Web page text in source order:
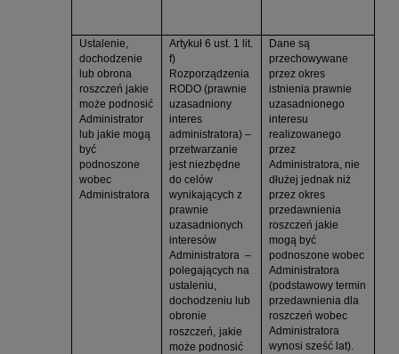
Ustalenie,
dochodzenie
lub obrona
roszczeń jakie
może podnosić
Administrator
lub jakie mogą
być
podnoszone
wobec
Administratora
Artykuł 6 ust. 1 lit.
f)
Rozporządzenia
RODO (prawnie
uzasadniony
interes
administratora) –
przetwarzanie
jest niezbędne
do celów
wynikających z
prawnie
uzasadnionych
interesów
Administratora –
polegających na
ustaleniu,
dochodzeniu lub
obronie
roszczeń, jakie
może podnosić
Dane są
przechowywane
przez okres
istnienia prawnie
uzasadnionego
interesu
realizowanego
przez
Administratora, nie
dłużej jednak niż
przez okres
przedawnienia
roszczeń jakie
mogą być
podnoszone wobec
Administratora
(podstawowy termin
przedawnienia dla
roszczeń wobec
Administratora
wynosi sześć lat).